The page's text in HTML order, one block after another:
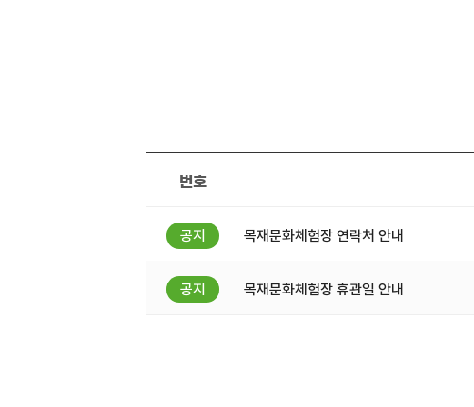
번호
목재문화체험장 연락처 안내
목재문화체험장 휴관일 안내